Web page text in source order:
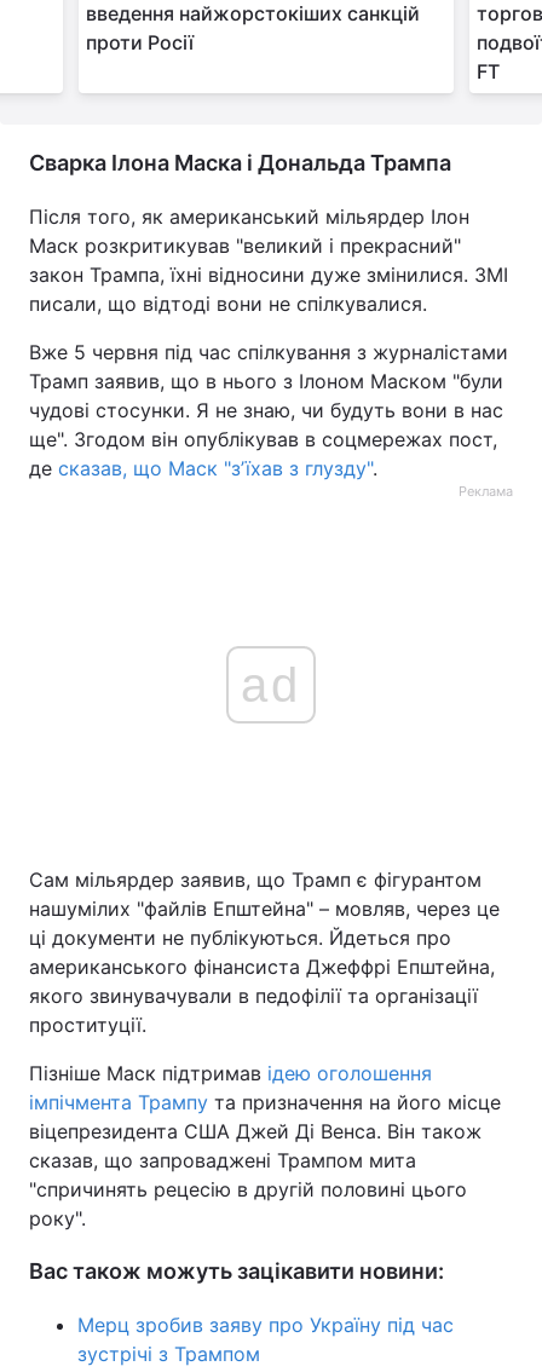
введення найжорстокіших санкцій
проти Росії
FT
Сварка Ілона Маска і Дональда Трампа
Після того, як американський мільярдер Ілон
Маск розкритикував "великий і прекрасний"
закон Трампа, їхні відносини дуже змінилися. ЗМІ
писали, що відтоді вони не спілкувалися.
Вже 5 червня під час спілкування з журналістами
Трамп заявив, що в нього з Ілоном Маском "були
чудові стосунки. Я не знаю, чи будуть вони в нас
ще". Згодом він опублікував в соцмережах пост,
де сказав, що Маск "зʼїхав з глузду".
Реклама
ad
Сам мільярдер заявив, що Трамп є фігурантом
нашумілих "файлів Епштейна" – мовляв, через це
ці документи не публікуються. Йдеться про
американського фінансиста Джеффрі Епштейна,
якого звинувачували в педофілії та організації
проституції.
Пізніше Маск підтримав ідею оголошення
імпічмента Трампу та призначення на його місце
віцепрезидента США Джей Ді Венса. Він також
сказав, що запроваджені Трампом мита
"спричинять рецесію в другій половині цього
року".
Вас також можуть зацікавити новини:
Мерц зробив заяву про Україну під час
зустрічі з Трампом